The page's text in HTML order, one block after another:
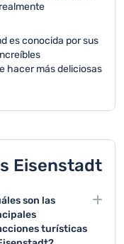
es conocida por sus
hacer más deliciosas
Eisenstadt
son las
turísticas